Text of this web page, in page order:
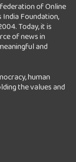
of Online
India Foundation,
Today, it is
of news in
and
human
the values and